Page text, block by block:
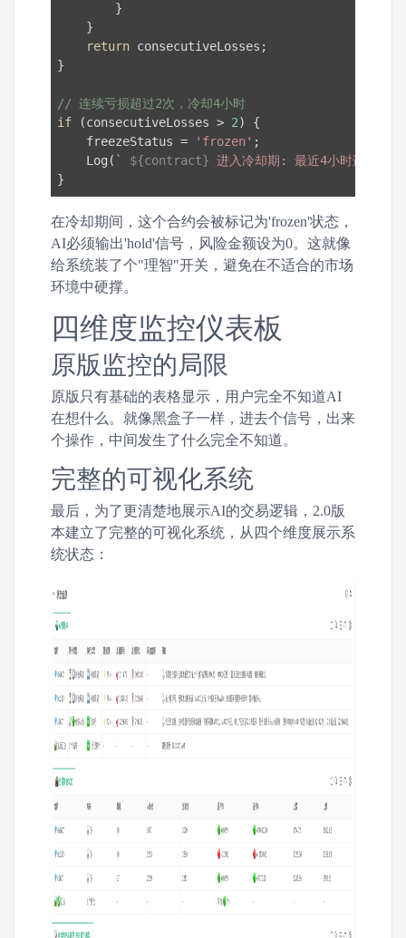
        }
    }
return consecutiveLosses;
}
// 连续亏损超过2次，冷却4小时
if (consecutiveLosses > 2) {
    freezeStatus =
'frozen' ;
    Log(
` ${contract} 进入冷却期: 最近4小时连续亏
在冷却期间，这个合约会被标记为'frozen'状态，
AI必须输出'hold'信号，风险金额设为0。这就像
给系统装了个"理智"开关，避免在不适合的市场
环境中硬撑。
四维度监控仪表板
原版监控的局限
原版只有基础的表格显示，用户完全不知道AI
在想什么。就像黑盒子一样，进去个信号，出来
个操作，中间发生了什么完全不知道。
完整的可视化系统
最后，为了更清楚地展示AI的交易逻辑，2.0版
本建立了完整的可视化系统，从四个维度展示系
统状态：